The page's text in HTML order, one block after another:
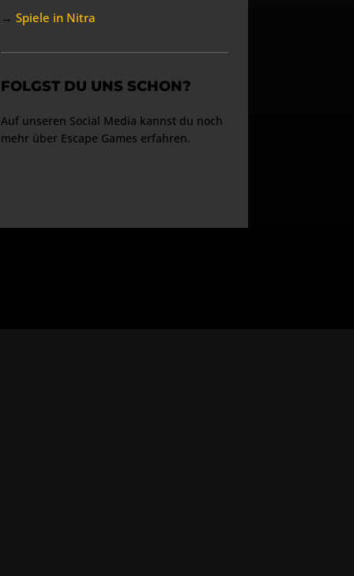
→ Spiele in Nitra
FOLGST DU UNS SCHON?
Auf unseren Social Media kannst du noch
mehr über Escape Games erfahren.